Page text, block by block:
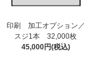
印刷 加工オプション／
スジ1本 32,000枚
45,000円(税込)